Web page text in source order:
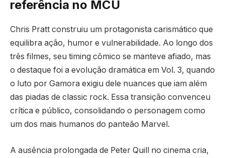
referência no MCU
Chris Pratt construiu um protagonista carismático que
equilibra ação, humor e vulnerabilidade. Ao longo dos
três filmes, seu timing cômico se manteve afiado, mas
o destaque foi a evolução dramática em Vol. 3, quando
o luto por Gamora exigiu dele nuances que iam além
das piadas de classic rock. Essa transição convenceu
crítica e público, consolidando o personagem como
um dos mais humanos do panteão Marvel.
A ausência prolongada de Peter Quill no cinema cria,